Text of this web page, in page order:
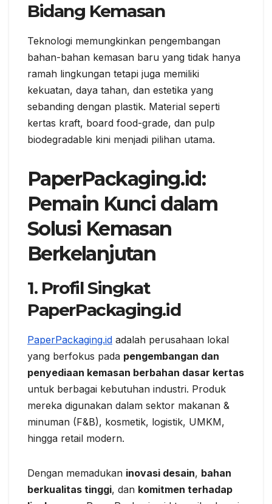
Bidang Kemasan
Teknologi memungkinkan pengembangan
bahan-bahan kemasan baru yang tidak hanya
ramah lingkungan tetapi juga memiliki
kekuatan, daya tahan, dan estetika yang
sebanding dengan plastik. Material seperti
kertas kraft, board food-grade, dan pulp
biodegradable kini menjadi pilihan utama.
PaperPackaging.id:
Pemain Kunci dalam
Solusi Kemasan
Berkelanjutan
1. Profil Singkat
PaperPackaging.id
PaperPackaging.id adalah perusahaan lokal
yang berfokus pada pengembangan dan
penyediaan kemasan berbahan dasar kertas
untuk berbagai kebutuhan industri. Produk
mereka digunakan dalam sektor makanan &
minuman (F&B), kosmetik, logistik, UMKM,
hingga retail modern.
Dengan memadukan inovasi desain, bahan
berkualitas tinggi, dan komitmen terhadap